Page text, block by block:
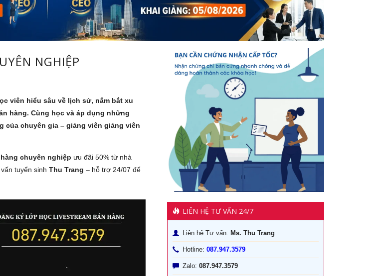
NGHIỆP
viên hiểu sâu về lịch sử, nắm bắt xu
hàng. Cùng học và áp dụng những
của chuyên gia – giảng viên giảng viên
chuyên nghiệp ưu đãi 50% từ nhà
tuyển sinh Thu Trang – hỗ trợ 24/07 để
LIÊN HỆ TƯ VẤN 24/7
Liên hệ Tư vấn: Ms. Thu Trang
Hotline: 087.947.3579
Zalo: 087.947.3579